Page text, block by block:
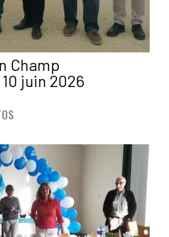
Champ
juin 2026